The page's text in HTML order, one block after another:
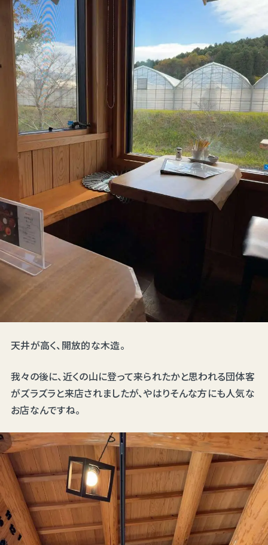
天井が高く、開放的な木造。
我々の後に、近くの山に登って来られたかと思われる団体客
がズラズラと来店されましたが、やはりそんな方にも人気な
お店なんですね。